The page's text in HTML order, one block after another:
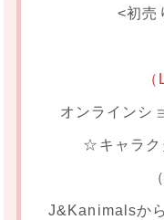
<初売
オンラインシ
☆キャラク
J&Kanimalsか